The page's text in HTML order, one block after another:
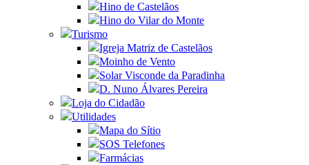
Hino de Castelãos
Hino do Vilar do Monte
Turismo
Igreja Matriz de Castelãos
Moinho de Vento
Solar Visconde da Paradinha
D. Nuno Álvares Pereira
Loja do Cidadão
Utilidades
Mapa do Sítio
SOS Telefones
Farmácias